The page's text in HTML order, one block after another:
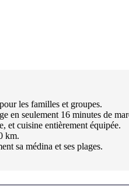
les familles et groupes.
en seulement 16 minutes de
et cuisine entièrement équipée.
km.
sa médina et ses plages.